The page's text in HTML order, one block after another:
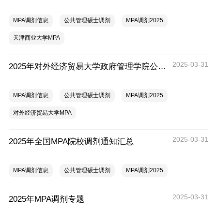
MPA调剂信息 公共管理硕士调剂 MPA调剂2025
天津商业大学MPA
2025年对外经济贸易大学政府管理学院公共管理硕士（MPA）接收调剂通知 2025-03-31
MPA调剂信息 公共管理硕士调剂 MPA调剂2025
对外经济贸易大学MPA
2025年全国MPA院校调剂通知汇总 2025-03-31
MPA调剂信息 公共管理硕士调剂 MPA调剂2025
2025年MPA调剂专题 2025-03-31